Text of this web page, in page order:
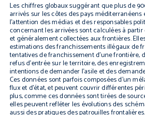
Les chiffres globaux suggérant que plus de
arrivés sur les côtes des pays méditerranéens
l’attention des médias et des responsables
concernant les arrivées sont calculées à
et généralement collectées aux frontières.
estimations des franchissements illégaux de
tentatives de franchissement d’une frontière,
refus d’entrée sur le territoire, des
intentions de demander l’asile et des
Ces données sont parfois composées d’un
flux et d’état, et peuvent couvrir différentes
plus, comme ces données sont tirées de
elles peuvent refléter les évolutions des